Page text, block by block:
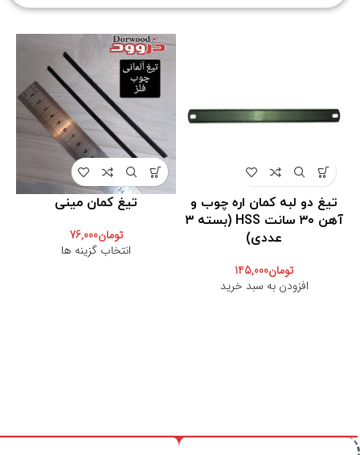
تیغ دو لبه کمان اره چوب و
آهن ۳۰ سانت HSS (بسته ۳
عددی)
تومان145,000
افزودن به سبد خرید
تیغ کمان مینی
تومان76,000
انتخاب گزینه ها